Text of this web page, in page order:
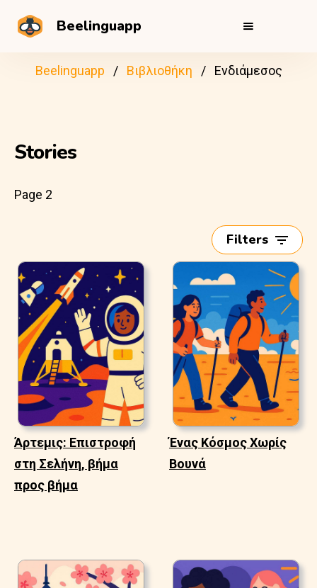
Beelinguapp
Beelinguapp Βιβλιοθήκη Ενδιάμεσος
Stories
Page 2
Filters
Άρτεμις: Επιστροφή
στη Σελήνη, βήμα
προς βήμα
Ένας Κόσμος Χωρίς
Βουνά